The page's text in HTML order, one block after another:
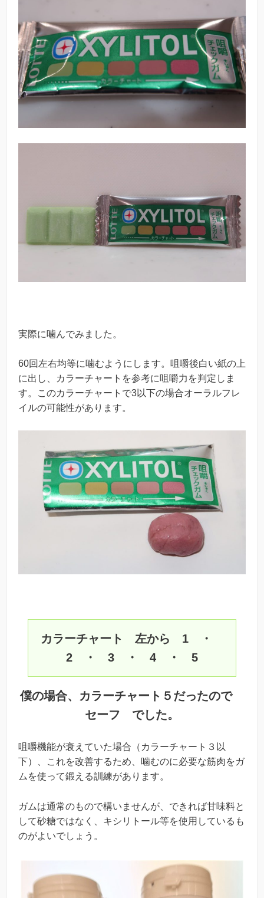
実際に噛んでみました。
60回左右均等に噛むようにします。咀嚼後白い紙の上
に出し、カラーチャートを参考に咀嚼力を判定しま
す。このカラーチャートで3以下の場合オーラルフレ
イルの可能性があります。
カラーチャート 左から 1 ・
2 ・ 3 ・ 4 ・ 5
僕の場合、カラーチャート５だったので
セーフ でした。
咀嚼機能が衰えていた場合（カラーチャート３以
下）、これを改善するため、噛むのに必要な筋肉をガ
ムを使って鍛える訓練があります。
ガムは通常のもので構いませんが、できれば甘味料と
して砂糖ではなく、キシリトール等を使用しているも
のがよいでしょう。